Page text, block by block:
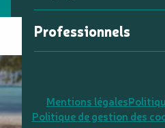
Professionnels
Mentions légales
Politique de gestion des